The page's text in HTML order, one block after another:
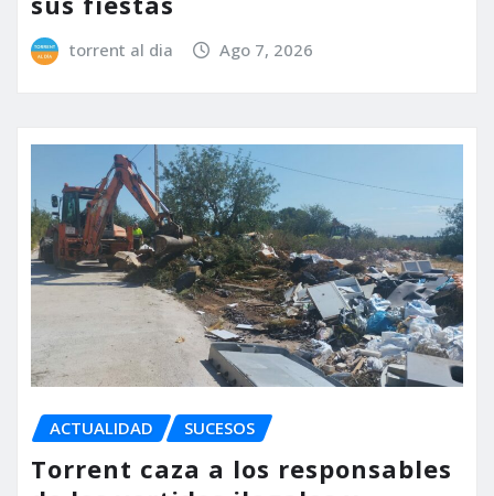
torrent al dia Ago 7, 2026
ACTUALIDAD SUCESOS
Torrent caza a los responsables